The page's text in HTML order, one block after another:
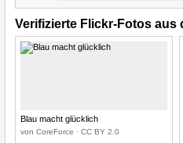
Verifizierte Flickr-Fotos aus
Blau macht glücklich
von CoreForce · CC BY 2.0